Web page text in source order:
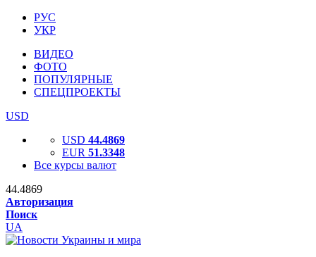
РУС
УКР
ВИДЕО
ФОТО
ПОПУЛЯРНЫЕ
СПЕЦПРОЕКТЫ
USD
USD 44.4869
EUR 51.3348
Все курсы валют
44.4869
Авторизация
Поиск
UA